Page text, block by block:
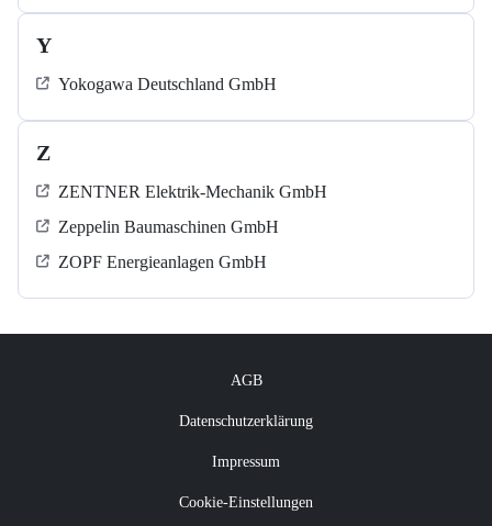
Y
Yokogawa Deutschland GmbH
Z
ZENTNER Elektrik-Mechanik GmbH
Zeppelin Baumaschinen GmbH
ZOPF Energieanlagen GmbH
AGB
Datenschutzerklärung
Impressum
Cookie-Einstellungen